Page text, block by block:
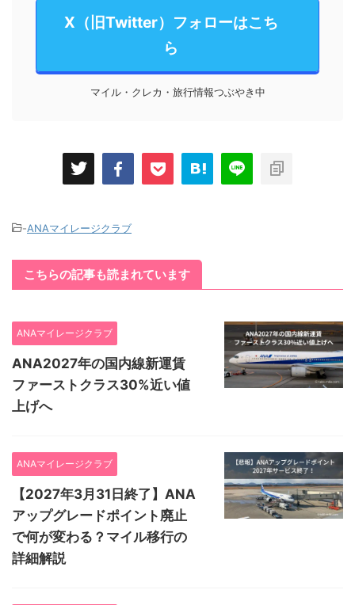
X（旧Twitter）フォローはこち
ら
マイル・クレカ・旅行情報つぶやき中
-ANAマイレージクラブ
こちらの記事も読まれています
ANAマイレージクラブ
ANA2027年の国内線新運賃
ファーストクラス30%近い値
上げへ
ANAマイレージクラブ
【2027年3月31日終了】ANA
アップグレードポイント廃止
で何が変わる？マイル移行の
詳細解説